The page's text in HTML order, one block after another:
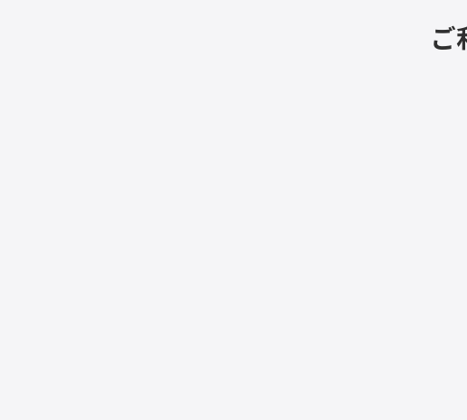
ご